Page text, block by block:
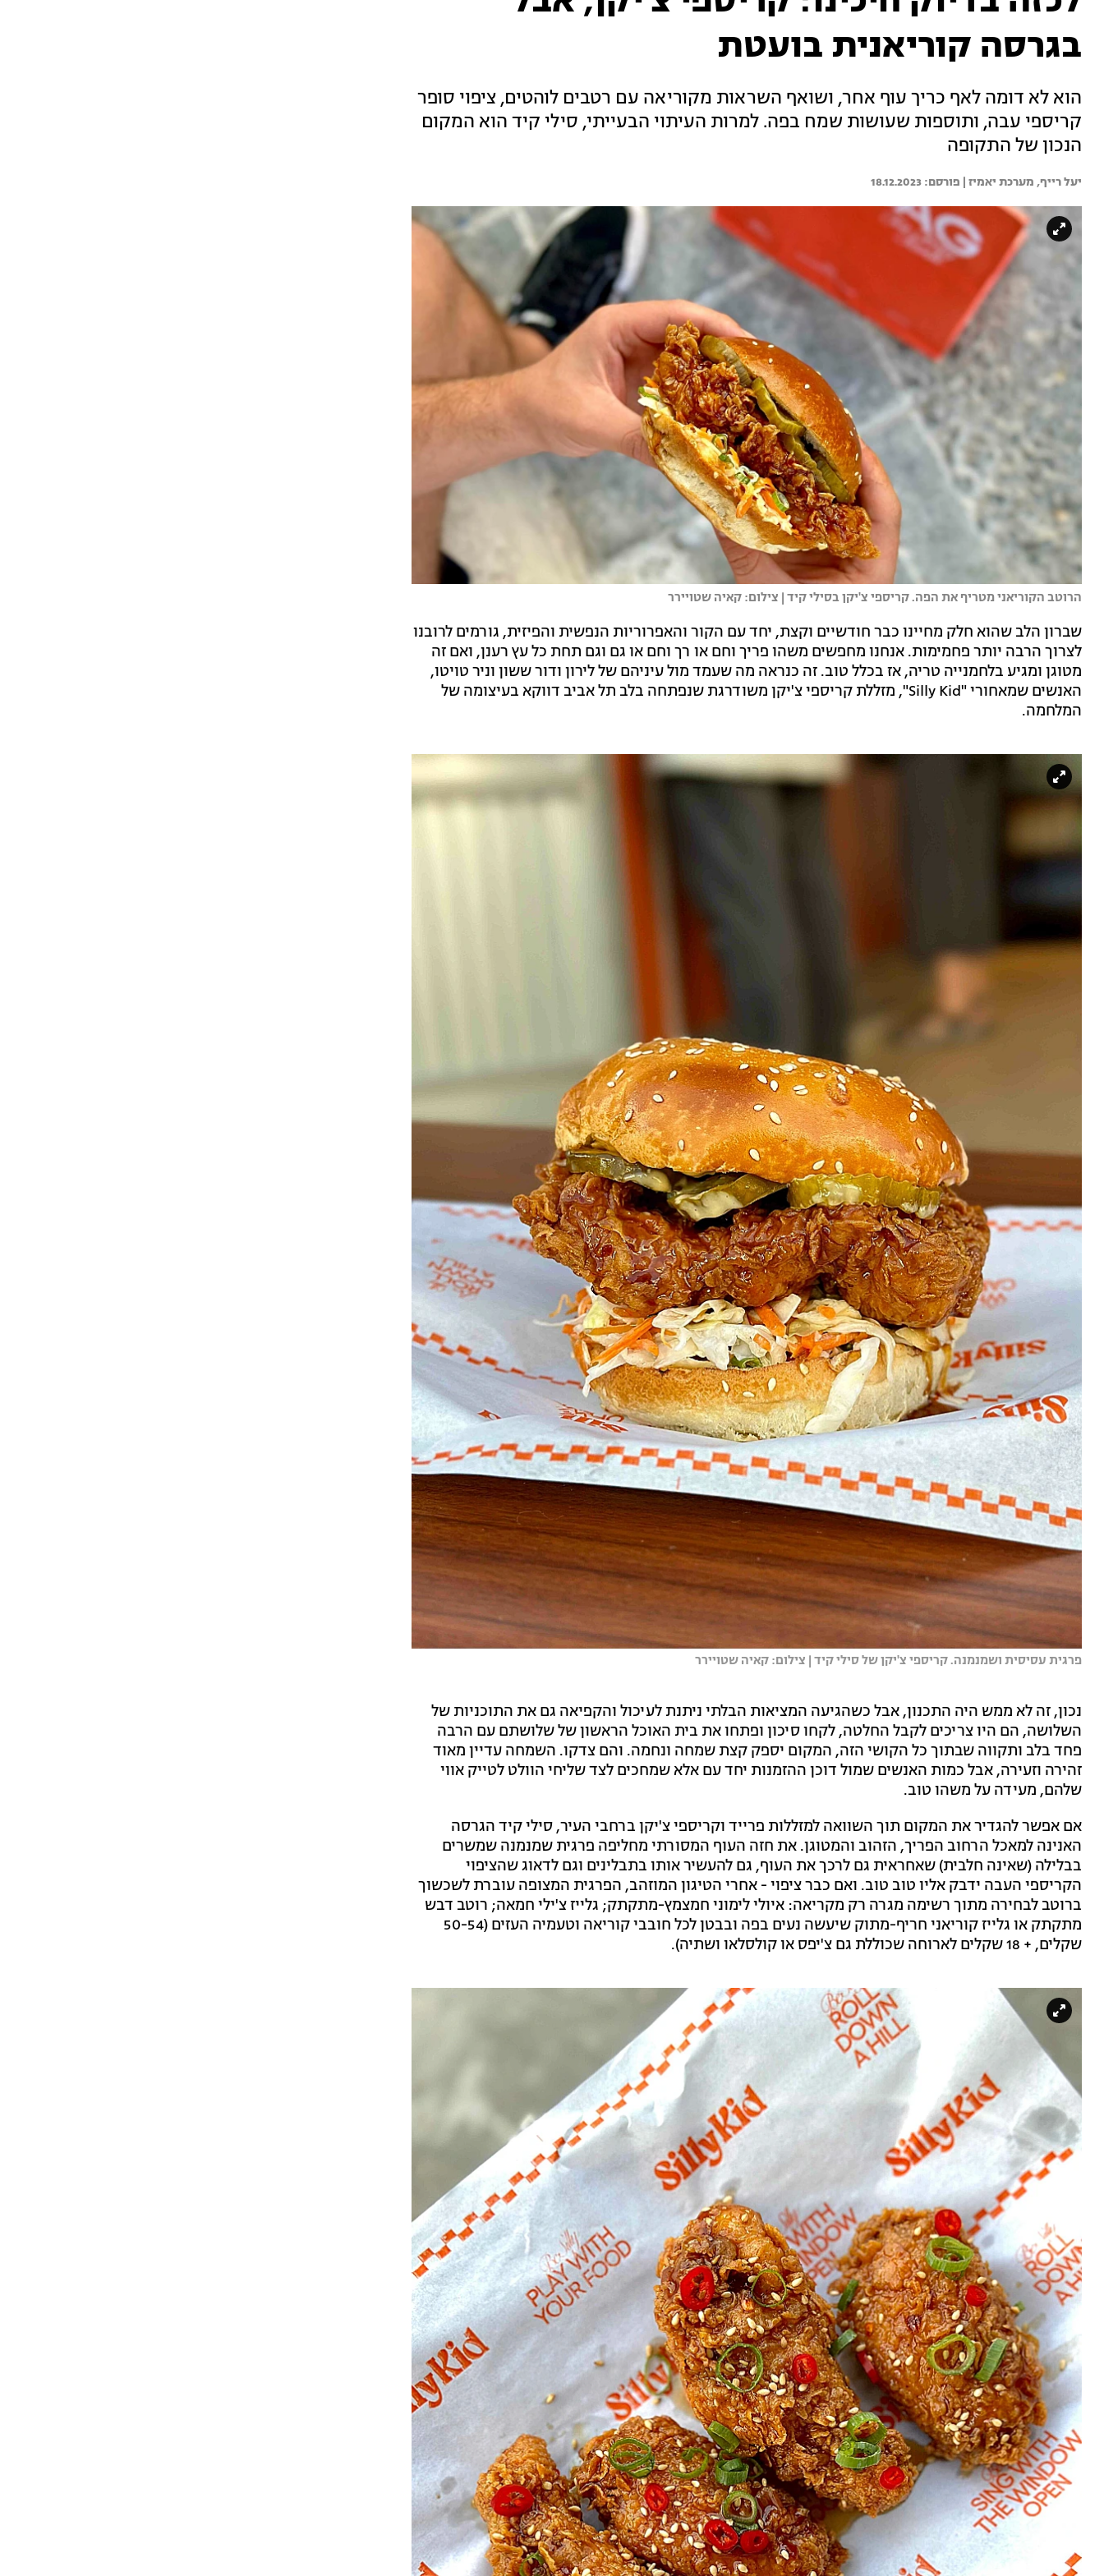
בגרסה קוריאנית בועטת
הוא לא דומה לאף כריך עוף אחר, ושואף השראות מקוריאה עם רטבים לוהטים, ציפוי סופר
קריספי עבה, ותוספות שעושות שמח בפה. למרות העיתוי הבעייתי, סילי קיד הוא המקום
הנכון של התקופה
יעל רייף, מערכת יאמיז | 18.12.2023
הרוטב הקוריאני מטריף את הפה. קריספי צ'יקן בסילי קיד | צילום: קאיה שטויירר
שברון הלב שהוא חלק מחיינו כבר חודשיים וקצת, יחד עם הקור והאפרוריות הנפשית והפיזית, גורמים לרובנו
לצרוך הרבה יותר פחמימות. אנחנו מחפשים משהו פריך וחם או רך וחם או גם וגם תחת כל עץ רענן, ואם זה
מטוגן ומגיע בלחמנייה טריה, אז בכלל טוב. זה כנראה מה שעמד מול עיניהם של לירון ודור ששון וניר טויטו,
האנשים שמאחורי "Silly Kid", מזללת קריספי צ'יקן משודרגת שנפתחה בלב תל אביב דווקא בעיצומה של
המלחמה.
פרגית עסיסית ושמנמנה. קריספי צ'יקן של סילי קיד | צילום: קאיה שטויירר
נכון, זה לא ממש היה התכנון, אבל כשהגיעה המציאות הבלתי ניתנת לעיכול והקפיאה גם את התוכניות של
השלושה, הם היו צריכים לקבל החלטה, לקחו סיכון ופתחו את בית האוכל הראשון של שלושתם עם הרבה
פחד בלב ותקווה שבתוך כל הקושי הזה, המקום יספק קצת שמחה ונחמה. והם צדקו. השמחה עדיין מאוד
זהירה וזעירה, אבל כמות האנשים שמול דוכן ההזמנות יחד עם אלא שמחכים לצד שליחי הוולט לטייק אווי
שלהם, מעידה על משהו טוב.
אם אפשר להגדיר את המקום תוך השוואה למזללות פרייד וקריספי צ'יקן ברחבי העיר, סילי קיד הגרסה
האנינה למאכל הרחוב הפריך, הזהוב והמטוגן. את חזה העוף המסורתי מחליפה פרגית שמנמנה שמשרים
בבלילה (שאינה חלבית) שאחראית גם לרכך את העוף, גם להעשיר אותו בתבלינים וגם לדאוג שהציפוי
הקריספי העבה ידבק אליו טוב טוב. ואם כבר ציפוי - אחרי הטיגון המוזהב, הפרגית המצופה עוברת לשכשוך
ברוטב לבחירה מתוך רשימה מגרה רק מקריאה: איולי לימוני חמצמץ-מתקתק; גלייז צ'ילי חמאה; רוטב דבש
מתקתק או גלייז קוריאני חריף-מתוק שיעשה נעים בפה ובבטן לכל חובבי קוריאה וטעמיה העזים (50-54
שקלים, + 18 שקלים לארוחה שכוללת גם צ'יפס או קולסלאו ושתיה).